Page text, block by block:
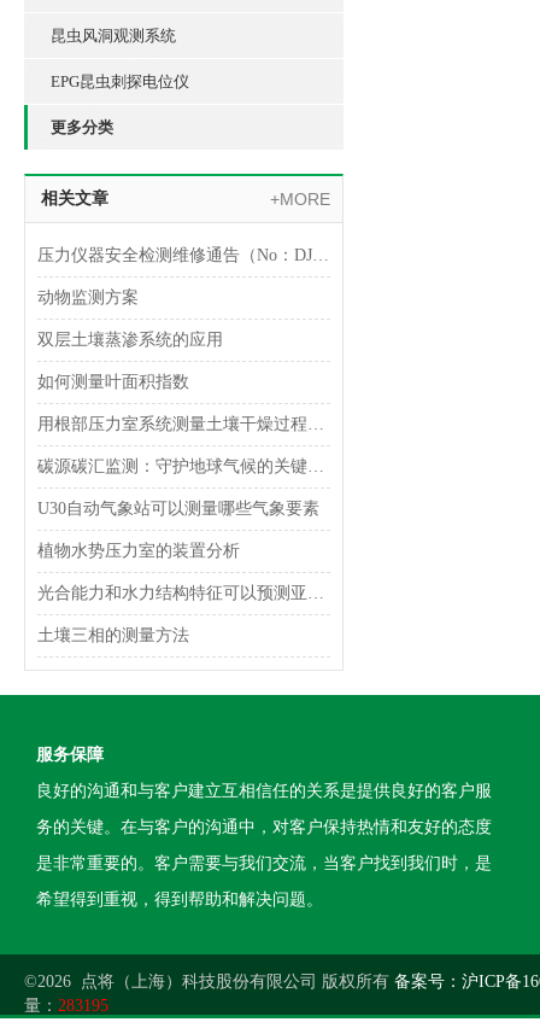
昆虫风洞观测系统
EPG昆虫刺探电位仪
更多分类
相关文章 +MORE
压力仪器安全检测维修通告（No：DJAJ-20181028）
动物监测方案
双层土壤蒸渗系统的应用
如何测量叶面积指数
用根部压力室系统测量土壤干燥过程中叶片木质部水势和蒸腾作用
碳源碳汇监测：守护地球气候的关键技术
U30自动气象站可以测量哪些气象要素
植物水势压力室的装置分析
光合能力和水力结构特征可以预测亚热带常绿阔叶林树木生长速率
土壤三相的测量方法
服务保障
良好的沟通和与客户建立互相信任的关系是提供良好的客户服
务的关键。在与客户的沟通中，对客户保持热情和友好的态度
是非常重要的。客户需要与我们交流，当客户找到我们时，是
希望得到重视，得到帮助和解决问题。
©2026 点将（上海）科技股份有限公司 版权所有 备案号：沪ICP备
量： 283195